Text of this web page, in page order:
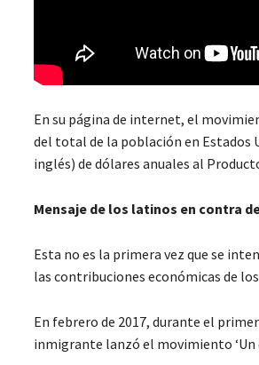
En su página de internet, el
del total de la población en
inglés) de dólares anuales al
Mensaje de los latinos en contra
Esta no es la primera vez que se
las contribuciones económicas de
En febrero de 2017, durante el
inmigrante lanzó el movimiento ‘Un